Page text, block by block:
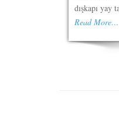
dışkapı yay
Read More…